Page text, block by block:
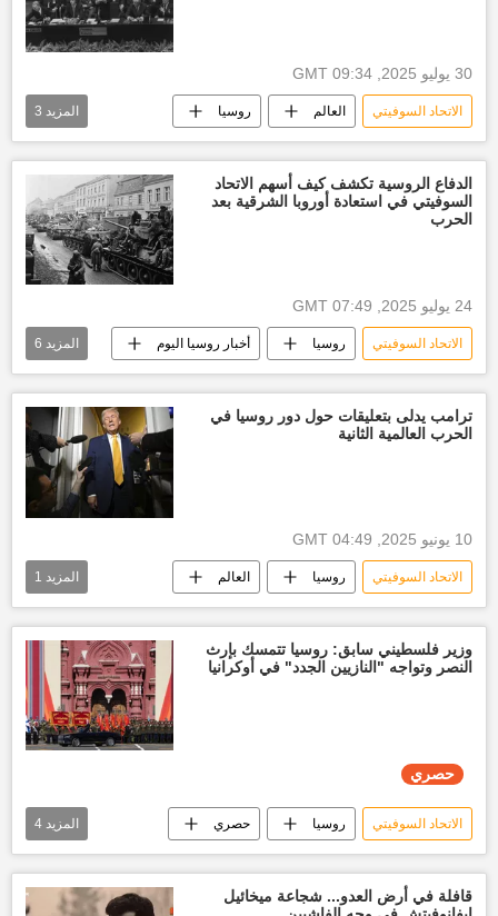
30 يوليو 2025, 09:34 GMT
الاتحاد السوفيتي العالم روسيا
الناتو الولايات المتحدة الأمريكية
أخبار الاتحاد الأوروبي الحرب الباردة
المزيد 3
الدفاع الروسية تكشف كيف أسهم الاتحاد
السوفيتي في استعادة أوروبا الشرقية بعد
الحرب
24 يوليو 2025, 07:49 GMT
الاتحاد السوفيتي روسيا أخبار روسيا اليوم
الجيش الروسي الحرب العالمية الثانية
العالم أخبار ألمانيا النازية
جرائم النازية الأوكرانية
المزيد 6
ترامب يدلى بتعليقات حول دور روسيا في
الحرب العالمية الثانية
10 يونيو 2025, 04:49 GMT
الاتحاد السوفيتي روسيا العالم
الولايات المتحدة الأمريكية
المزيد 1
وزير فلسطيني سابق: روسيا تتمسك بإرث
النصر وتواجه "النازيين الجدد" في أوكرانيا
حصري
الاتحاد السوفيتي روسيا حصري
الذكرى الثمانين للنصر جرائم النازية الأوكرانية
أخبار ألمانيا النازية الجيش الروسي
المزيد 4
قافلة في أرض العدو... شجاعة ميخائيل